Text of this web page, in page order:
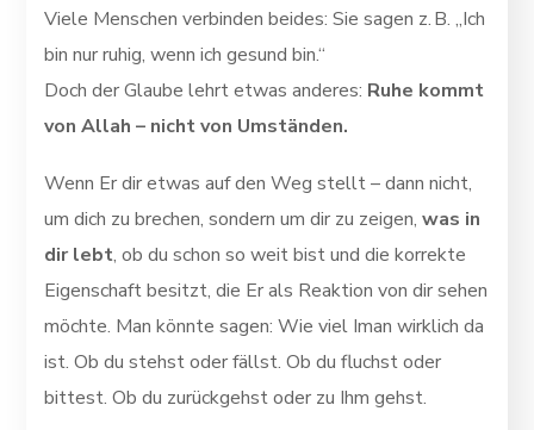
Viele Menschen verbinden beides: Sie sagen z. B. „Ich
bin nur ruhig, wenn ich gesund bin.“
Doch der Glaube lehrt etwas anderes: Ruhe kommt
von Allah – nicht von Umständen.
Wenn Er dir etwas auf den Weg stellt – dann nicht,
um dich zu brechen, sondern um dir zu zeigen,was in
dir lebt, ob du schon so weit bist und die korrekte
Eigenschaft besitzt, die Er als Reaktion von dir sehen
möchte. Man könnte sagen: Wie viel Iman wirklich da
ist. Ob du stehst oder fällst. Ob du fluchst oder
bittest. Ob du zurückgehst oder zu Ihm gehst.